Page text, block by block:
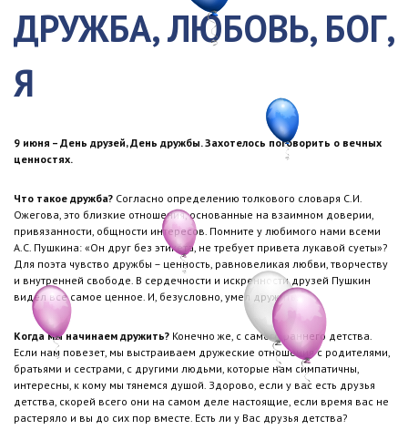
ДРУЖБА, ЛЮБОВЬ, БОГ,
Я
9 июня – День друзей, День дружбы. Захотелось поговорить о вечных
ценностях.
Что такое дружба? Согласно определению толкового словаря С.И.
Ожегова, это близкие отношения, основанные на взаимном доверии,
привязанности, общности интересов. Помните у любимого нами всеми
А.С. Пушкина: «Он друг без этикета, не требует привета лукавой суеты»?
Для поэта чувство дружбы – ценность, равновеликая любви, творчеству
и внутренней свободе. В сердечности и искренности друзей Пушкин
видел все самое ценное. И, безусловно, умел дружить.
Когда мы начинаем дружить? Конечно же, с самого раннего детства.
Если нам повезет, мы выстраиваем дружеские отношения с родителями,
братьями и сестрами, с другими людьми, которые нам симпатичны,
интересны, к кому мы тянемся душой. Здорово, если у вас есть друзья
детства, скорей всего они на самом деле настоящие, если время вас не
растеряло и вы до сих пор вместе. Есть ли у Вас друзья детства?